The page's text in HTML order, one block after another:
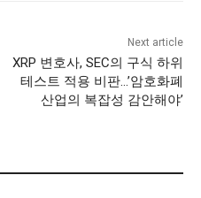
Next article
XRP 변호사, SEC의 구식 하위
테스트 적용 비판…’암호화폐
산업의 복잡성 감안해야’